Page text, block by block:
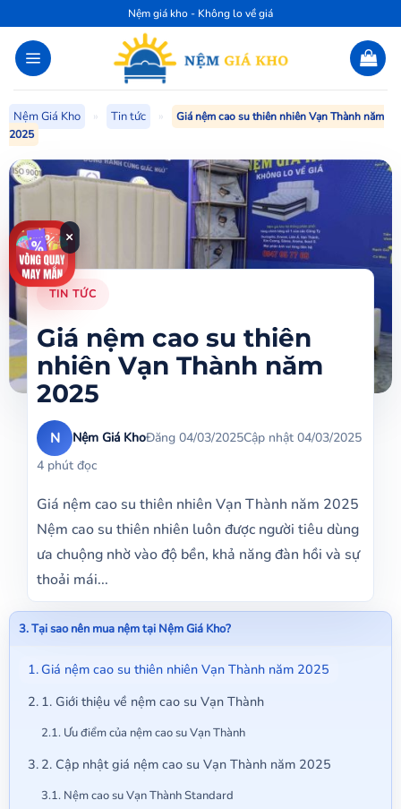
qua
nội
dung
Nệm giá kho - Không lo về giá
Nệm Giá Kho » Tin tức »
Giá nệm cao su thiên nhiên Vạn Thành năm
2025
TIN TỨC
Giá nệm cao su thiên
nhiên Vạn Thành năm
2025
N Nệm Giá KhoĐăng 04/03/2025Cập nhật 04/03/2025
4 phút đọc
Giá nệm cao su thiên nhiên Vạn Thành năm 2025
Nệm cao su thiên nhiên luôn được người tiêu dùng
ưa chuộng nhờ vào độ bền, khả năng đàn hồi và sự
thoải mái...
3. Tại sao nên mua nệm tại Nệm Giá Kho?
Giá nệm cao su thiên nhiên Vạn Thành năm 2025
1. Giới thiệu về nệm cao su Vạn Thành
Ưu điểm của nệm cao su Vạn Thành
2. Cập nhật giá nệm cao su Vạn Thành năm 2025
Nệm cao su Vạn Thành Standard
×